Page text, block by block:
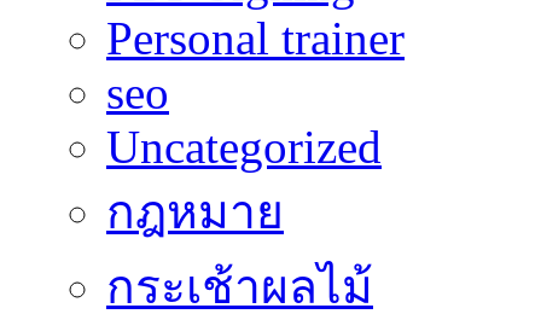
Personal trainer
seo
Uncategorized
กฎหมาย
กระเช้าผลไม้